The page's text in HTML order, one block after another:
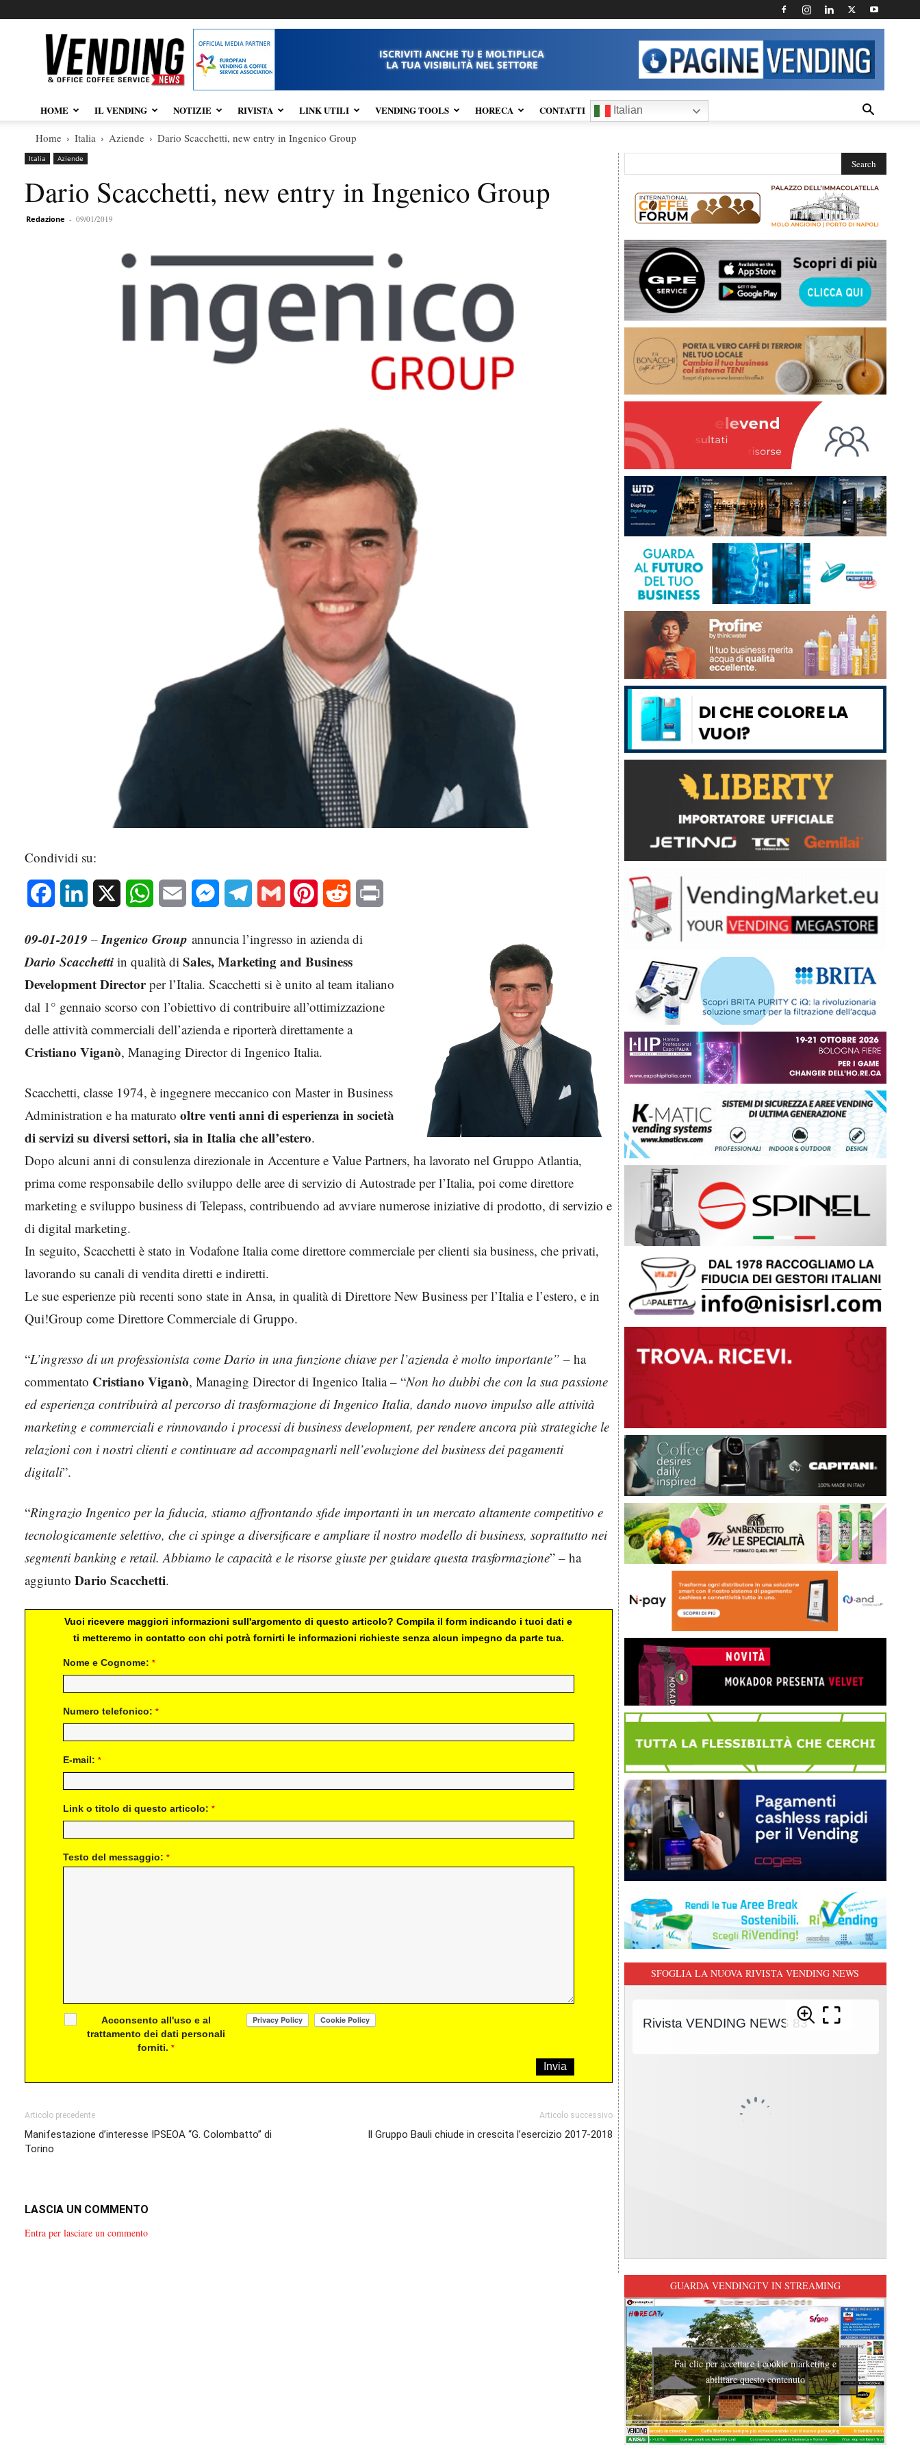
Vendingnews.it
ISCRIVITI ANCHE TU E MOLTIPLICA
LA TUA VISIBILITÀ NEL SETTORE
HOME IL VENDING NOTIZIE RIVISTA LINK UTILI VENDING TOOLS HORECA CONTATTI Italian
Home Italia Aziende Dario Scacchetti, new entry in Ingenico Group
Italia Aziende
Dario Scacchetti, new entry in Ingenico Group
Redazione - 09/01/2019
Condividi su:
Facebook LinkedIn WhatsAppEmail MessengerTelegram Gmail Pinterest Reddit
09-01-2019 – Ingenico Group annuncia l’ingresso in azienda di
Dario Scacchetti in qualità di Sales, Marketing and Business
Development Directorper l’Italia. Scacchetti si è unito al team italiano
dal 1° gennaio scorso con l’obiettivo di contribuire all’ottimizzazione
delle attività commerciali dell’azienda e riporterà direttamente a
Cristiano Viganò, Managing Director di Ingenico Italia.
Scacchetti, classe 1974, è ingegnere meccanico con Master in Business
Administration e ha maturato oltre venti anni di esperienza in società
di servizi su diversi settori, sia in Italia che all’estero.
Dopo alcuni anni di consulenza direzionale in Accenture e Value Partners, ha lavorato nel Gruppo Atlantia,
prima come responsabile dello sviluppo delle aree di servizio di Autostrade per l’Italia, poi come direttore
marketing e sviluppo business di Telepass, contribuendo ad avviare numerose iniziative di prodotto, di servizio e
di digital marketing.
In seguito, Scacchetti è stato in Vodafone Italia come direttore commerciale per clienti sia business, che privati,
lavorando su canali di vendita diretti e indiretti.
Le sue esperienze più recenti sono state in Ansa, in qualità di Direttore New Business per l’Italia e l’estero, e in
Qui!Group come Direttore Commerciale di Gruppo.
“L’ingresso di un professionista come Dario in una funzione chiave per l’azienda è molto importante” – ha
commentato Cristiano Viganò, Managing Director di Ingenico Italia – “Non ho dubbi che con la sua passione
ed esperienza contribuirà al percorso di trasformazione di Ingenico Italia, dando nuovo impulso alle attività
marketing e commerciali e rinnovando i processi di business development, per rendere ancora più strategiche le
relazioni con i nostri clienti e continuare ad accompagnarli nell’evoluzione del business dei pagamenti
digitali”.
“Ringrazio Ingenico per la fiducia, stiamo affrontando sfide importanti in un mercato altamente competitivo e
tecnologicamente selettivo, che ci spinge a diversificare e ampliare il nostro modello di business, soprattutto nei
segmenti banking e retail. Abbiamo le capacità e le risorse giuste per guidare questa trasformazione” – ha
aggiunto Dario Scacchetti.
Vuoi ricevere maggiori informazioni sull'argomento di questo articolo? Compila il form indicando i tuoi dati e
ti metteremo in contatto con chi potrà fornirti le informazioni richieste senza alcun impegno da parte tua.
Nome e Cognome: *
Numero telefonico: *
E-mail: *
Link o titolo di questo articolo: *
Testo del messaggio: *
Acconsento all'uso e al
trattamento dei dati personali
forniti.*
Articolo precedente
Manifestazione d’interesse IPSEOA “G. Colombatto” di
Torino
Articolo successivo
Il Gruppo Bauli chiude in crescita l’esercizio 2017-2018
LASCIA UN COMMENTO
Entra per lasciare un commento
SFOGLIA LA NUOVA RIVISTA VENDING NEWS
GUARDA VENDINGTV IN STREAMING
Fai clic per accettare i cookie marketing e
abilitare questo contenuto